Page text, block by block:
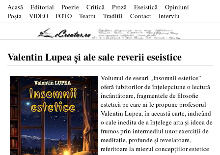
Acasă Editorial Poezie Critică Proză Eseistică
Opiniuni
Poşta
VIDEO FOTO Teatru Traditii Contact Interviu
Valentin Lupea și ale sale reverii eseistice
Volumul de eseuri „Insomnii estetice”
oferă iubitorilor de înțelepciune o lectură
încântătoare, fragmentele de filosofie
estetică pe care ni le propune profesorul
Valentin Lupea, în această carte, indicând
o cale inedita de a înțelege arta și ideea de
frumos prin intermediul unor exerciții de
meditație, profunde și revelatoare,
referitoare la miezul concepțiilor estetice